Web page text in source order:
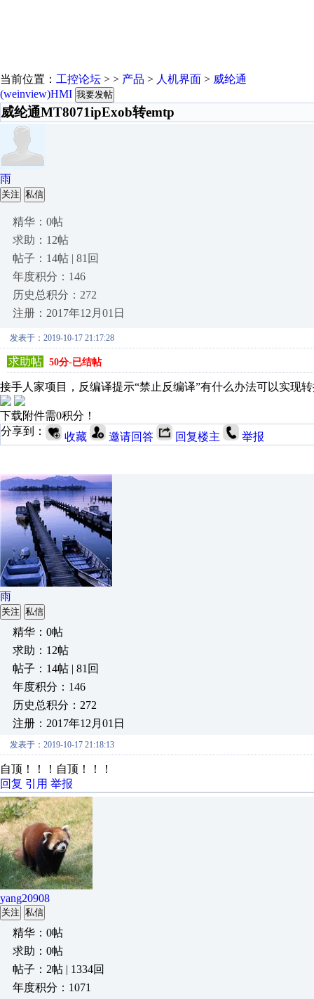
当前位置： 工控论坛 > > 产品 > 人机界面 > 威纶通
(weinview)HMI 我要发帖
威纶通MT8071ipExob转emtp
雨
关注 私信
精华：0帖
求助：12帖
帖子：14帖 | 81回
年度积分：146
历史总积分：272
注册：2017年12月01日
发表于：2019-10-17 21:17:28
求助帖 50分-已结帖
接手人家项目，反编译提示“禁止反编译”有什么办法可以实现
下载附件需0积分！
分享到：
收藏 邀请回答 回复楼主 举报
雨
关注 私信
精华：0帖
求助：12帖
帖子：14帖 | 81回
年度积分：146
历史总积分：272
注册：2017年12月01日
发表于：2019-10-17 21:18:13
自顶！！！自顶！！！
回复 引用 举报
yang20908
关注 私信
精华：0帖
求助：0帖
帖子：2帖 | 1334回
年度积分：1071